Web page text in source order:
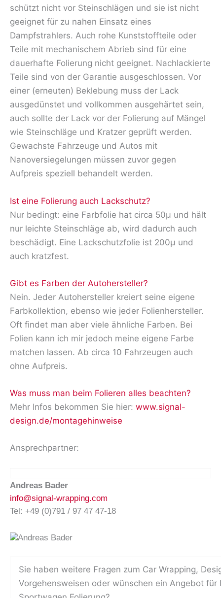
schützt nicht vor Steinschlägen und sie ist nicht
geeignet für zu nahen Einsatz eines
Dampfstrahlers. Auch rohe Kunststoffteile oder
Teile mit mechanischem Abrieb sind für eine
dauerhafte Folierung nicht geeignet. Nachlackierte
Teile sind von der Garantie ausgeschlossen. Vor
einer (erneuten) Beklebung muss der Lack
ausgedünstet und vollkommen ausgehärtet sein,
auch sollte der Lack vor der Folierung auf Mängel
wie Steinschläge und Kratzer geprüft werden.
Gewachste Fahrzeuge und Autos mit
Nanoversiegelungen müssen zuvor gegen
Aufpreis speziell behandelt werden.
Ist eine Folierung auch Lackschutz?
Nur bedingt: eine Farbfolie hat circa 50μ und hält
nur leichte Steinschläge ab, wird dadurch auch
beschädigt. Eine Lackschutzfolie ist 200μ und
auch kratzfest.
Gibt es Farben der Autohersteller?
Nein. Jeder Autohersteller kreiert seine eigene
Farbkollektion, ebenso wie jeder Folienhersteller.
Oft findet man aber viele ähnliche Farben. Bei
Folien kann ich mir jedoch meine eigene Farbe
matchen lassen. Ab circa 10 Fahrzeugen auch
ohne Aufpreis.
Was muss man beim Folieren alles beachten?
Mehr Infos bekommen Sie hier: www.signal-
design.de/montagehinweise
Ansprechpartner:
Andreas Bader
info@signal-wrapping.com
Tel: +49 (0)791 / 97 47 47-18
Sie haben weitere Fragen zum Car Wrapping,
Vorgehensweisen oder wünschen ein Angebot für